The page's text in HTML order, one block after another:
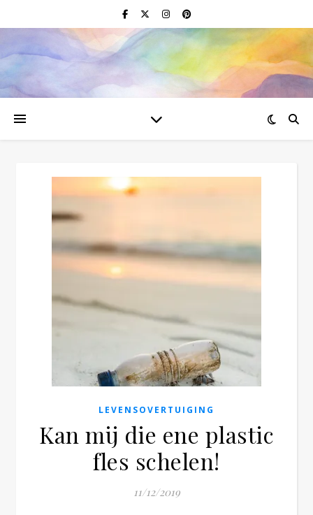
LEVENSOVERTUIGING
Kan mij die ene plastic
fles schelen!
11/12/2019